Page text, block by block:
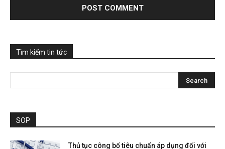
Tìm kiếm tin tức
SOP
Thủ tục công bố tiêu chuẩn áp dụng đối với